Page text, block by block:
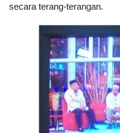
secara terang-terangan.